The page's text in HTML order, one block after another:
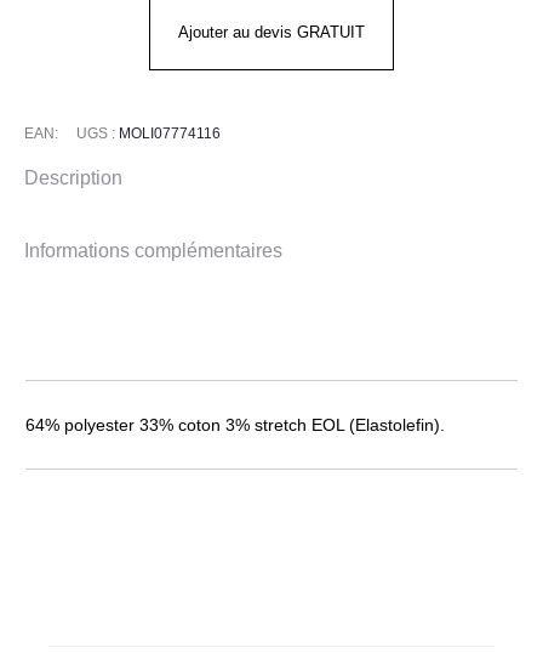
Slack
Ajouter au devis GRATUIT
EAN: UGS : MOLI07774116
Description
Informations complémentaires
64% polyester 33% coton 3% stretch EOL (Elastolefin).